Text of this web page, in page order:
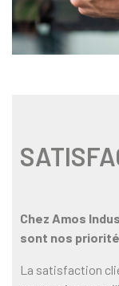
Chez Amos
sont nos
La satisfaction